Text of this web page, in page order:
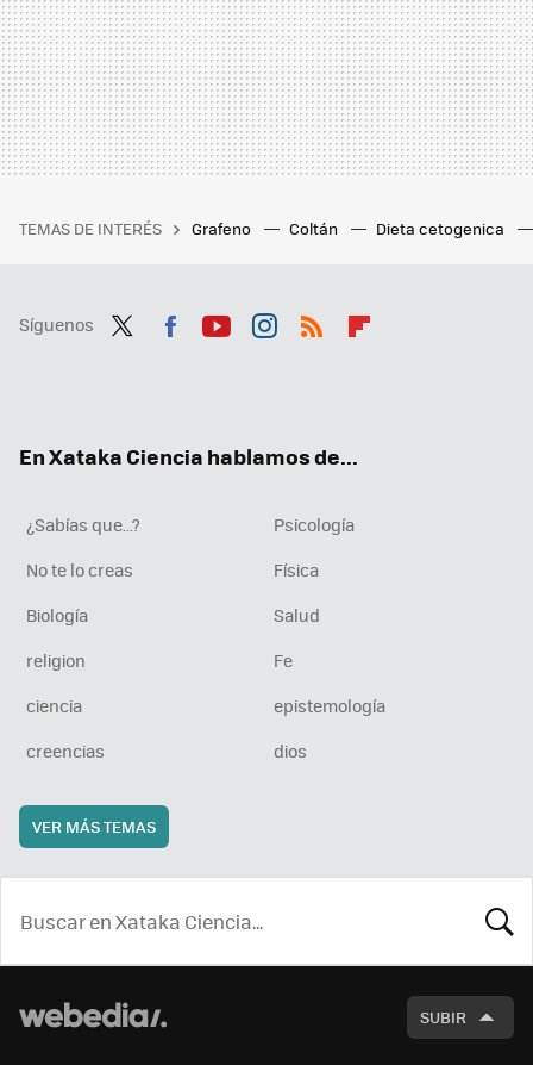
TEMAS DE INTERÉS Grafeno Coltán Dieta cetogenica
Síguenos
En Xataka Ciencia hablamos de...
¿Sabías que...?
Psicología
No te lo creas
Física
Biología
Salud
religion
Fe
ciencia
epistemología
creencias
dios
VER MÁS TEMAS
SUBIR